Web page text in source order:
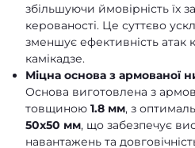
збільшуючи ймовірність їх
керованості. Це суттєво
зменшує ефективність
камікадзе.
Міцна основа з армованої
Основа виготовлена з
товщиною 1.8 мм, з
50х50 мм, що забезпечує
навантажень та